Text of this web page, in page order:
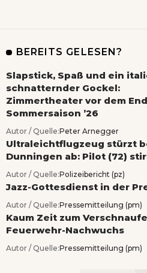
BEREITS GELESEN?
Slapstick, Spaß und ein
schnatternder Gockel:
Zimmertheater vor dem
Sommersaison ’26
Autor / Quelle:Peter Arnegger
Ultraleichtflugzeug stürzt
Dunningen ab: Pilot (72)
Autor / Quelle:Polizeibericht (pz)
Jazz-Gottesdienst in der
Autor / Quelle:Pressemitteilung (pm)
Kaum Zeit zum
Feuerwehr-Nachwuchs
Autor / Quelle:Pressemitteilung (pm)